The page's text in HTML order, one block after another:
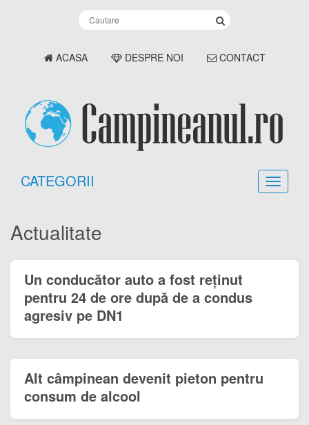
ACASA DESPRE NOI CONTACT
CATEGORII
Actualitate
Un conducător auto a fost reținut
pentru 24 de ore după de a condus
agresiv pe DN1
Alt câmpinean devenit pieton pentru
consum de alcool